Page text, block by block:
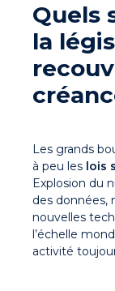
Quels
la
Les grands
à peu les lois
Explosion du
des données,
nouvelles
l’échelle
activité